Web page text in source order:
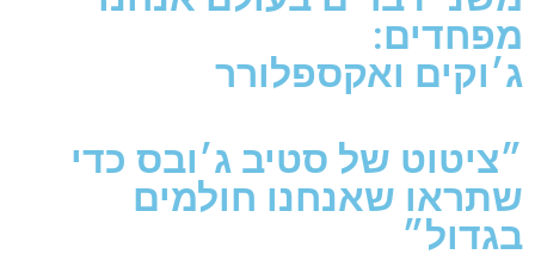
מפחדים:
ג׳וקים ואקספלורר
״ציטוט של סטיב ג׳ובס כדי
שתראו שאנחנו חולמים
בגדול״